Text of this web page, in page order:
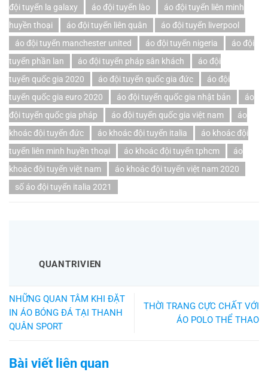
đội tuyển la galaxy áo đội tuyển lào
áo đội tuyển liên minh
huyền thoại
áo đội tuyển liên quân
áo đội tuyển liverpool
áo đội tuyển manchester united
áo đội tuyển nigeria
áo đội
tuyển phần lan
áo đội tuyển pháp sân khách
áo đội
tuyển quốc gia 2020
áo đội tuyển quốc gia đức
áo đội
tuyển quốc gia euro 2020
áo đội tuyển quốc gia nhật bản
áo
đội tuyển quốc gia pháp
áo đội tuyển quốc gia việt nam
áo
khoác đội tuyển đức
áo khoác đội tuyển italia
áo khoác đội
tuyển liên minh huyền thoại
áo khoác đội tuyển tphcm
áo
khoác đội tuyển việt nam
áo khoác đội tuyển việt nam 2020
số áo đội tuyển italia 2021
QUANTRIVIEN
NHỮNG QUAN TÂM KHI ĐẶT
IN ÁO BÓNG ĐÁ TẠI THANH
QUÂN SPORT
THỜI TRANG CỰC CHẤT VỚI
ÁO POLO THỂ THAO
Bài viết liên quan